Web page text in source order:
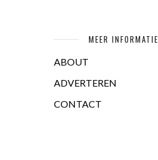
MEER INFORMATIE
ABOUT
ADVERTEREN
CONTACT